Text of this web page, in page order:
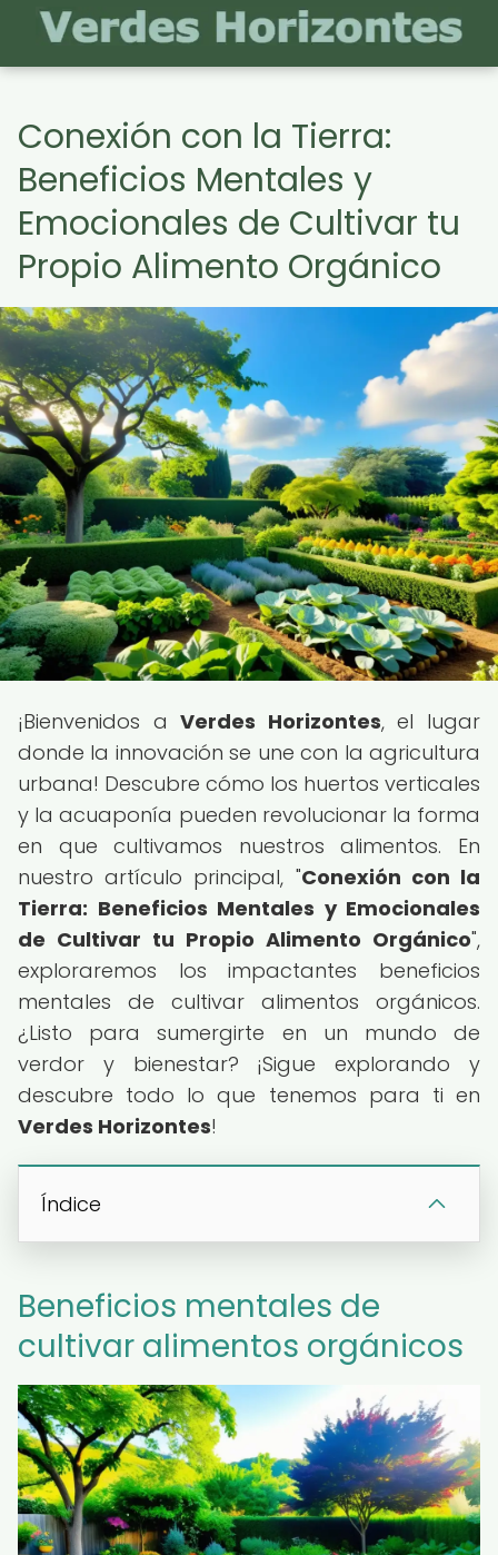
Conexión con la Tierra:
Beneficios Mentales y
Emocionales de Cultivar tu
Propio Alimento Orgánico
¡Bienvenidos aVerdes Horizontes, el lugar
donde la innovación se une con la agricultura
urbana! Descubre cómo los huertos verticales
y la acuaponía pueden revolucionar la forma
en que cultivamos nuestros alimentos. En
nuestro artículo principal, "Conexión con la
Tierra: Beneficios Mentales y Emocionales
de Cultivar tu Propio Alimento Orgánico",
exploraremos los impactantes beneficios
mentales de cultivar alimentos orgánicos.
¿Listo para sumergirte en un mundo de
verdor y bienestar? ¡Sigue explorando y
descubre todo lo que tenemos para ti en
Verdes Horizontes!
Índice
Beneficios mentales de
cultivar alimentos orgánicos